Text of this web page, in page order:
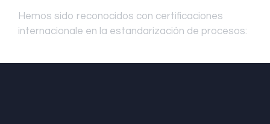
Hemos sido reconocidos con certificaciones
internacionale en la estandarización de procesos: